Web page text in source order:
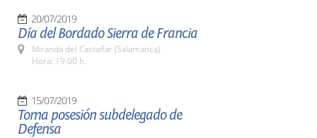
20/07/2019
Día del Bordado Sierra de Francia
Miranda del Castañar (Salamanca)
Hora: 19:00 h.
15/07/2019
Toma posesión subdelegado de
Defensa